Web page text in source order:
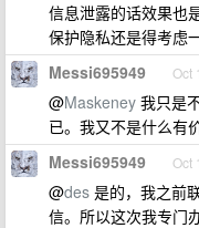
信息泄露的话效果也
保护隐私还是得考虑
Messi695949 Oct
@Maskeney 我只是
已。我又不是什么有
Messi695949 Oct
@des 是的，我之前
信。所以这次我专门